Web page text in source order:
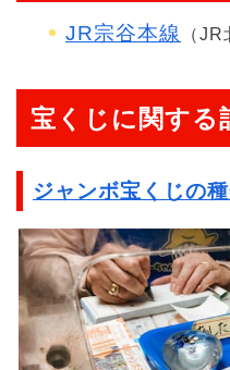
JR宗谷本線 （JR
宝くじに関する
ジャンボ宝くじの